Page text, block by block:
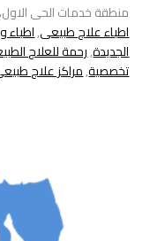
منطقة خدمات الحى
اطباء علاج طبيعى,
الجديدة,رحمة للعلاج
تخصصية,مراكز علاج